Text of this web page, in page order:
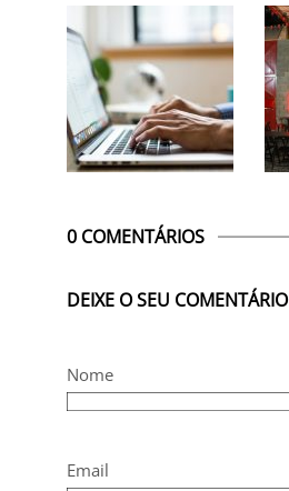
0 COMENTÁRIOS
DEIXE O SEU COMENTÁRIO
Nome
Email